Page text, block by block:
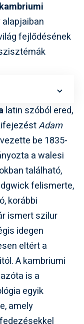
kambriumi
fejlődésének
latin szóból ered,
Adam
be 1835-
a walesi
található,
felismerte,
korábbi
ismert szilur
idegen
eltért a
A kambriumi
is a
egyik
amely